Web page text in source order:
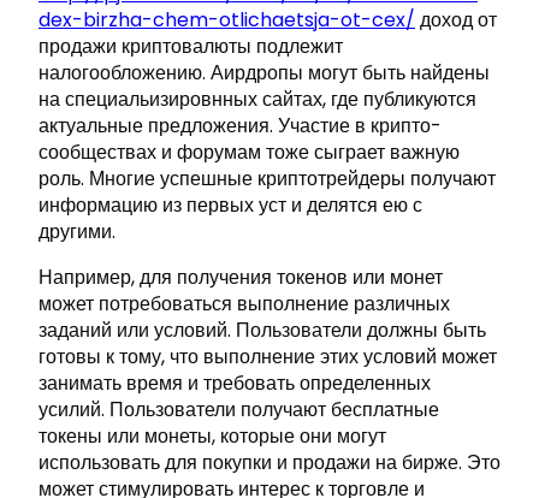
dex-birzha-chem-otlichaetsja-ot-cex/ доход от
продажи криптовалюты подлежит
налогообложению. Аирдропы могут быть найдены
на специальизировнных сайтах, где публикуются
актуальные предложения. Участие в крипто-
сообществах и форумам тоже сыграет важную
роль. Многие успешные криптотрейдеры получают
информацию из первых уст и делятся ею с
другими.
Например, для получения токенов или монет
может потребоваться выполнение различных
заданий или условий. Пользователи должны быть
готовы к тому, что выполнение этих условий может
занимать время и требовать определенных
усилий. Пользователи получают бесплатные
токены или монеты, которые они могут
использовать для покупки и продажи на бирже. Это
может стимулировать интерес к торговле и